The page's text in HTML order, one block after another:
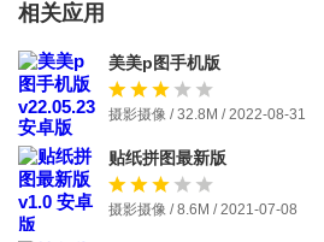
相关应用
美美p图手机版
摄影摄像 / 32.8M / 2022-08-31
贴纸拼图最新版
摄影摄像 / 8.6M / 2021-07-08